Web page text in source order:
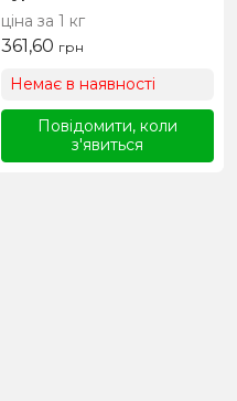
ціна за 1 кг
361,60 грн
Немає в наявності
Повідомити, коли
з'явиться